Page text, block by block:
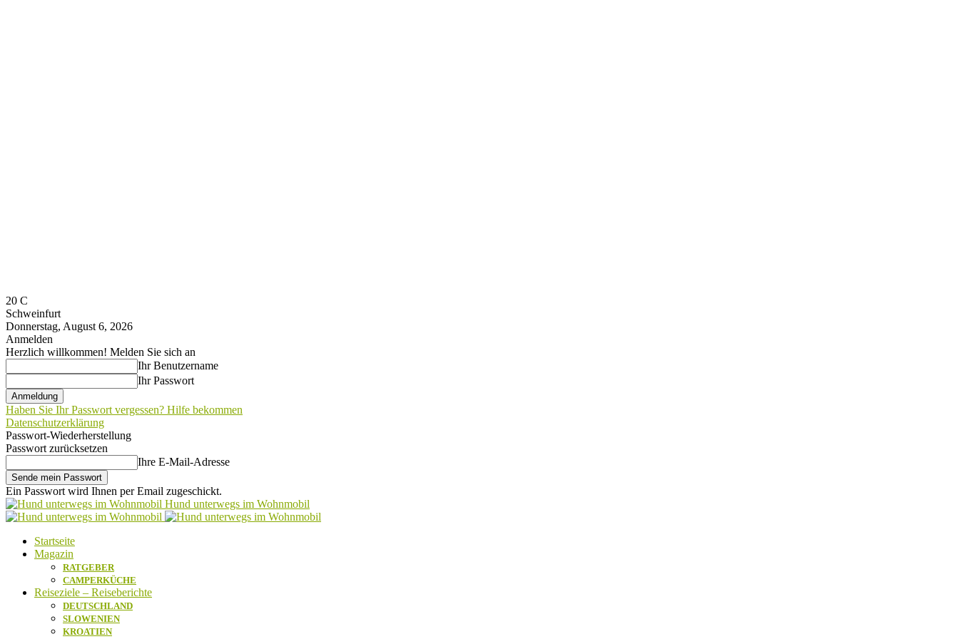
20 C
Schweinfurt
Donnerstag, August 6, 2026
Anmelden
Herzlich willkommen! Melden Sie sich an
Ihr Benutzername
Ihr Passwort
Haben Sie Ihr Passwort vergessen? Hilfe bekommen
Datenschutzerklärung
Passwort-Wiederherstellung
Passwort zurücksetzen
Ihre E-Mail-Adresse
Ein Passwort wird Ihnen per Email zugeschickt.
Hund unterwegs im Wohnmobil
Startseite
Magazin
RATGEBER
CAMPERKÜCHE
Reiseziele – Reiseberichte
DEUTSCHLAND
SLOWENIEN
KROATIEN